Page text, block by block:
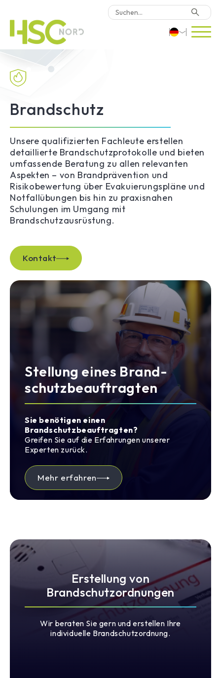
HSC-Beratung
Software
Warum HSC Nord?
Kontakt
Brandschutz
Unsere qualifizierten Fachleute erstellen
detaillierte Brandschutzprotokolle und bieten
umfassende Beratung zu allen relevanten
Aspekten – von Brandprävention und
Risikobewertung über Evakuierungspläne und
Notfallübungen bis hin zu praxisnahen
Schulungen im Umgang mit
Brandschutzausrüstung.
Kontakt
Mehr erfahren
Stellung eines Brand-
schutzbeauftragten
Sie benötigen einen
Brandschutzbeauftragten?
Greifen Sie auf die Erfahrungen unserer
Experten zurück.
Erstellung von
Brandschutzordnungen
Wir beraten Sie gern und erstellen Ihre
individuelle Brandschutzordnung.